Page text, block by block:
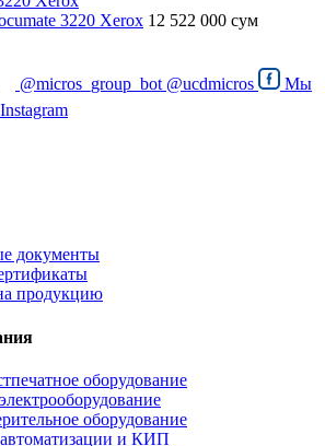
3220 Xerox 12 522 000 сум
@micros_group_bot @ucdmicros
Мы
Instagram
документы
продукцию
оборудование
оборудование
и КИП